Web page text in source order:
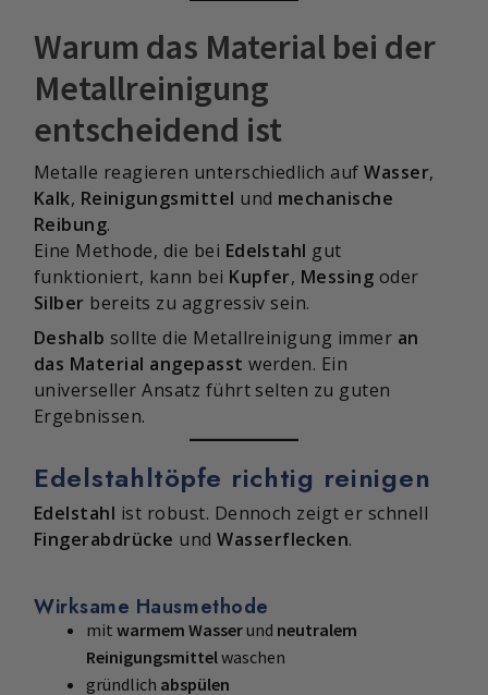
Warum das Material bei der
Metallreinigung
entscheidend ist
Metalle reagieren unterschiedlich aufWasser,
Kalk, Reinigungsmittel und mechanische
Reibung.
Eine Methode, die bei Edelstahl gut
funktioniert, kann bei Kupfer, Messing oder
Silber bereits zu aggressiv sein.
Deshalb sollte die Metallreinigung immer an
das Material angepasst werden. Ein
universeller Ansatz führt selten zu guten
Ergebnissen.
Edelstahltöpfe richtig reinigen
Edelstahl ist robust. Dennoch zeigt er schnell
Fingerabdrücke undWasserflecken.
Wirksame Hausmethode
mit warmem Wasserund neutralem
Reinigungsmittelwaschen
gründlich abspülen